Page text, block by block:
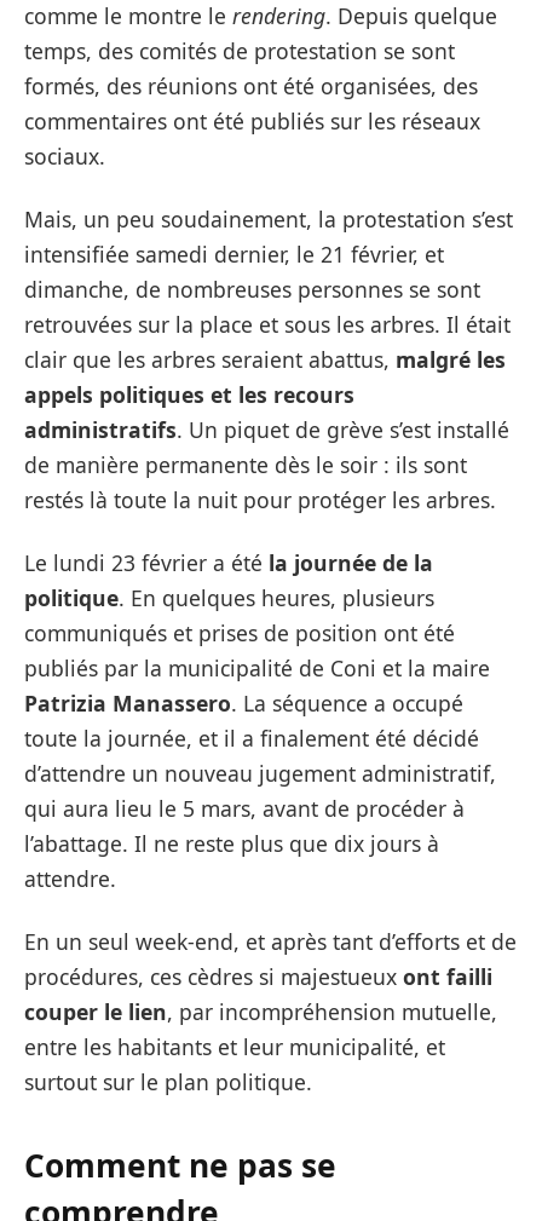
comme le montre le rendering. Depuis quelque
temps, des comités de protestation se sont
formés, des réunions ont été organisées, des
commentaires ont été publiés sur les réseaux
sociaux.
Mais, un peu soudainement, la protestation s’est
intensifiée samedi dernier, le 21 février, et
dimanche, de nombreuses personnes se sont
retrouvées sur la place et sous les arbres. Il était
clair que les arbres seraient abattus, malgré les
appels politiques et les recours
administratifs. Un piquet de grève s’est installé
de manière permanente dès le soir : ils sont
restés là toute la nuit pour protéger les arbres.
Le lundi 23 février a été la journée de la
politique. En quelques heures, plusieurs
communiqués et prises de position ont été
publiés par la municipalité de Coni et la maire
Patrizia Manassero. La séquence a occupé
toute la journée, et il a finalement été décidé
d’attendre un nouveau jugement administratif,
qui aura lieu le 5 mars, avant de procéder à
l’abattage. Il ne reste plus que dix jours à
attendre.
En un seul week-end, et après tant d’efforts et de
procédures, ces cèdres si majestueux ont failli
couper le lien, par incompréhension mutuelle,
entre les habitants et leur municipalité, et
surtout sur le plan politique.
Comment ne pas se